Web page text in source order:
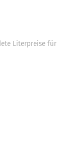
Literpreise für